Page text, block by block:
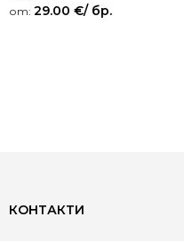
Оценено на
5.00
от: 29.00 €/ бр.
КОНТАКТИ